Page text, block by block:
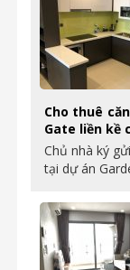
Cho thuê
Gate liền kề
Chủ nhà ký
tại dự án